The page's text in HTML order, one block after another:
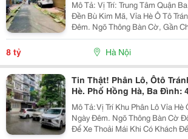
Mô Tả: Vị Trí: Trung Tâm Quận
Đền Bù Kim Mã, Vỉa Hè Ô Tô
Đêm. Ngõ Thông Bàn Cờ, Gần
Phúc Xá, Trường Học, Bệnh
Vào Phố Cổ, Hồ Hoàn Kiếm, Hồ
8 tỷ Hà Nội
Tin Thật! Phân Lô, Ôtô
Hè. Phố Hồng Hà, Ba Đình:
Mô Tả: Vị Trí Khu Phân Lô Vỉa
Ngày Đêm. Ngõ Thông Bàn Cờ
Để Xe Thoải Mái Khi Có Khách